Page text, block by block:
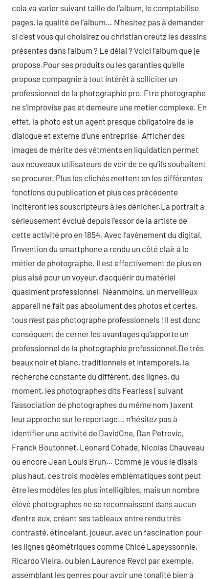
cela va varier suivant taille de l’album, le comptabilise
pages, la qualité de l’album… N’hesitez pas à demander
si c’est vous qui choisirez ou christian creutz les dessins
présentes dans l’album ? Le délai ? Voici l’album que je
propose.Pour ses produits ou les garanties qu’elle
propose compagnie à tout intérêt à solliciter un
professionnel de la photographie pro. Etre photographe
ne s’improvise pas et demeure une metier complexe. En
effet, la photo est un agent presque obligatoire de le
dialogue et externe d’une entreprise. Afficher des
images de mérite des vêtments en liquidation permet
aux nouveaux utilisateurs de voir de ce qu’ils souhaitent
se procurer. Plus les clichés mettent en les différentes
fonctions du publication et plus ces précédente
inciteront les souscripteurs à les dénicher.La portrait a
sérieusement évolué depuis l’essor de la artiste de
cette activité pro en 1854. Avec l’avènement du digital,
l’invention du smartphone a rendu un côté clair à le
métier de photographe. Il est effectivement de plus en
plus aisé pour un voyeur, d’acquérir du matériel
quasiment professionnel. Néanmoins, un merveilleux
appareil ne fait pas absolument des photos et certes,
tous n’est pas photographe professionnels ! Il est donc
conséquent de cerner les avantages qu’apporte un
professionnel de la photographie professionnel.De très
beaux noir et blanc, traditionnels et intemporels, la
recherche constante du différent, des lignes, du
moment, les photographes dits Fearless ( suivant
l’association de photographes du même nom ) axent
leur approche sur le reportage… n’hésitez pas à
identifier une activité de DavidOne, Dan Petrovic,
Franck Boutonnet, Leonard Cohade, Nicolas Chauveau
ou encore Jean Louis Brun… Comme je vous le disais
plus haut, ces trois modèles emblématiques sont peut
être les modèles les plus intelligibles, mais un nombre
élévé photographes ne se reconnaissent dans aucun
d’entre eux, créant ses tableaux entre rendu très
contrasté, étincelant, joueur, avec un fascination pour
les lignes géométriques comme Chloé Lapeyssonnie,
Ricardo Vieira, ou bien Laurence Revol par exemple,
assemblant les genres pour avoir une tonalité bien à